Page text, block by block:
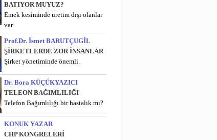
BATIYOR MUYUZ?
Emek kesiminde üretim dışı olanlar
var
Prof.Dr. İsmet BARUTÇUGİL
ŞİRKETLERDE ZOR İNSANLAR
Şirket yönetiminde önemli.
Dr. Bora KÜÇÜKYAZICI
TELEON BAĞIMLILIĞI
Telefon Bağımlılığı bir hastalık mı?
KONUK YAZAR
CHP KONGRELERİ